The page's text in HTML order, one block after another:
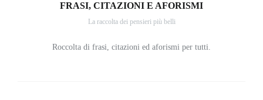
FRASI, CITAZIONI E AFORISMI
La raccolta dei pensieri più belli
Roccolta di frasi, citazioni ed aforismi per tutti.